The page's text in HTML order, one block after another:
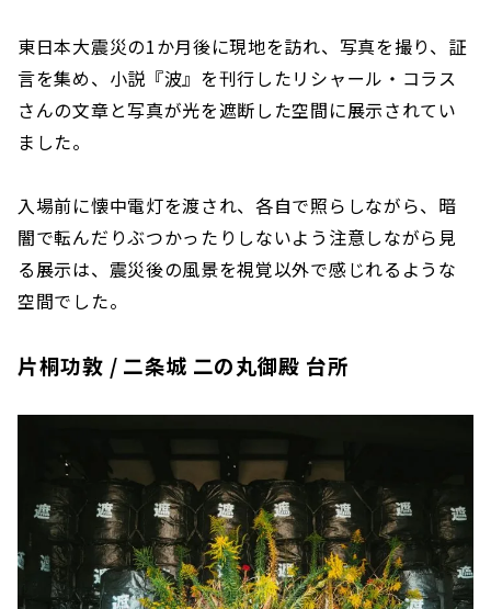
東日本大震災の1か月後に現地を訪れ、写真を撮り、証
言を集め、小説『波』を刊行したリシャール・コラス
さんの文章と写真が光を遮断した空間に展示されてい
ました。
入場前に懐中電灯を渡され、各自で照らしながら、暗
闇で転んだりぶつかったりしないよう注意しながら見
る展示は、震災後の風景を視覚以外で感じれるような
空間でした。
片桐功敦 / 二条城 二の丸御殿 台所